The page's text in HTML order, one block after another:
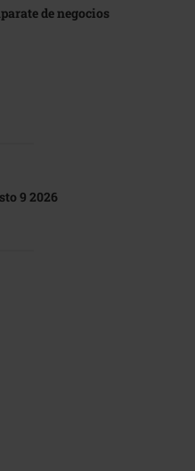
de negocios
9 2026